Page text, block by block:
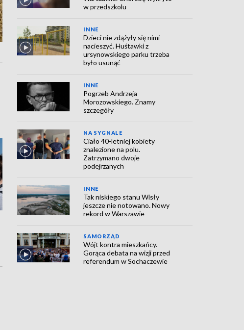
w przedszkolu
INNE
Dzieci nie zdążyły się nimi
nacieszyć. Huśtawki z
ursynowskiego parku trzeba
było usunąć
INNE
Pogrzeb Andrzeja
Morozowskiego. Znamy
szczegóły
NA SYGNALE
Ciało 40-letniej kobiety
znalezione na polu.
Zatrzymano dwoje
podejrzanych
INNE
Tak niskiego stanu Wisły
jeszcze nie notowano. Nowy
rekord w Warszawie
SAMORZĄD
Wójt kontra mieszkańcy.
Gorąca debata na wizji przed
referendum w Sochaczewie